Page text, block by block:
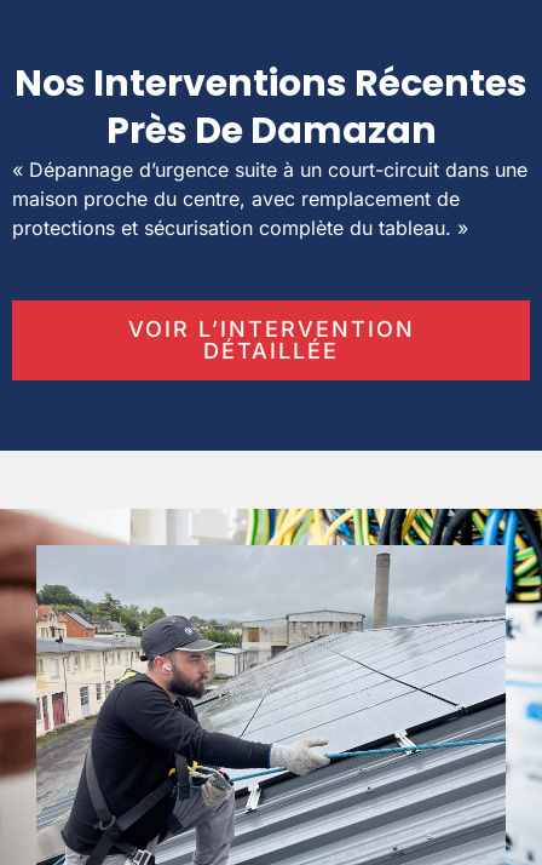
Nos Interventions Récentes
Près De Damazan
« Dépannage d’urgence suite à un court-circuit dans une
maison proche du centre, avec remplacement de
protections et sécurisation complète du tableau. »
VOIR L’INTERVENTION
DÉTAILLÉE